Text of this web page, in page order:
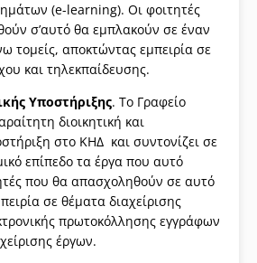
(e-learning). Οι φοιτητές
σ’αυτό θα εμπλακούν σε έναν
τομείς, αποκτώντας εμπειρία σε
και τηλεκπαίδευσης.
Υποστήριξης. Το Γραφείο
διοικητική και
στο ΚΗΔ και συντονίζει σε
επίπεδο τα έργα που αυτό
που θα απασχοληθούν σε αυτό
σε θέματα διαχείρισης
πρωτοκόλλησης εγγράφων
έργων.